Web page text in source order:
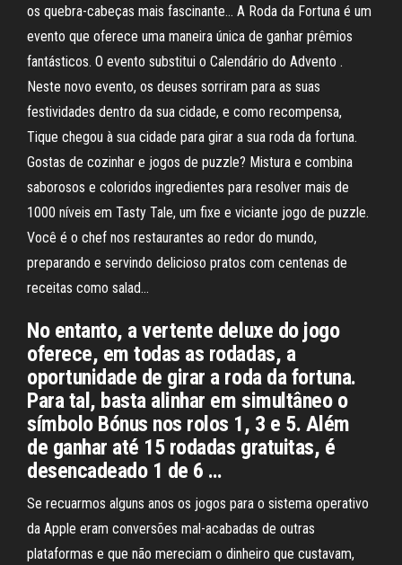
os quebra-cabeças mais fascinante… A Roda da Fortuna é um
evento que oferece uma maneira única de ganhar prêmios
fantásticos. O evento substitui o Calendário do Advento .
Neste novo evento, os deuses sorriram para as suas
festividades dentro da sua cidade, e como recompensa,
Tique chegou à sua cidade para girar a sua roda da fortuna.
‎Gostas de cozinhar e jogos de puzzle? Mistura e combina
saborosos e coloridos ingredientes para resolver mais de
1000 níveis em Tasty Tale, um fixe e viciante jogo de puzzle.
Você é o chef nos restaurantes ao redor do mundo,
preparando e servindo delicioso pratos com centenas de
receitas como salad…
No entanto, a vertente deluxe do jogo
oferece, em todas as rodadas, a
oportunidade de girar a roda da fortuna.
Para tal, basta alinhar em simultâneo o
símbolo Bónus nos rolos 1, 3 e 5. Além
de ganhar até 15 rodadas gratuitas, é
desencadeado 1 de 6 …
Se recuarmos alguns anos os jogos para o sistema operativo
da Apple eram conversões mal-acabadas de outras
plataformas e que não mereciam o dinheiro que custavam,